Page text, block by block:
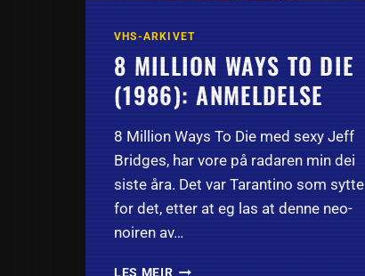
VHS-ARKIVET
8 MILLION WAYS TO DIE
(1986): ANMELDELSE
8 Million Ways To Die med sexy Jeff
Bridges, har vore på radaren min dei
siste åra. Det var Tarantino som sytte
for det, etter at eg las at denne neo-
noiren av…
LES MEIR8